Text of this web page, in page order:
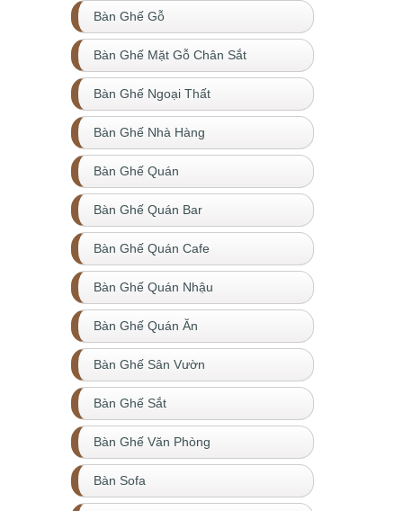
Bàn Ghế Gỗ
Bàn Ghế Mặt Gỗ Chân Sắt
Bàn Ghế Ngoại Thất
Bàn Ghế Nhà Hàng
Bàn Ghế Quán
Bàn Ghế Quán Bar
Bàn Ghế Quán Cafe
Bàn Ghế Quán Nhậu
Bàn Ghế Quán Ăn
Bàn Ghế Sân Vườn
Bàn Ghế Sắt
Bàn Ghế Văn Phòng
Bàn Sofa